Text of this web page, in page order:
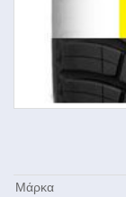
Μάρκα